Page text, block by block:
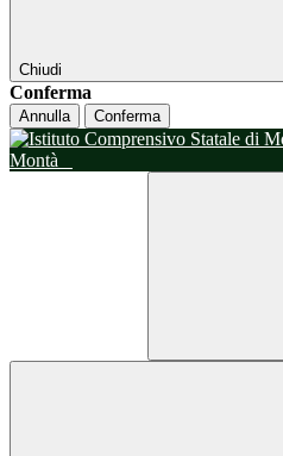
Chiudi
Conferma
Annulla Conferma
Montà